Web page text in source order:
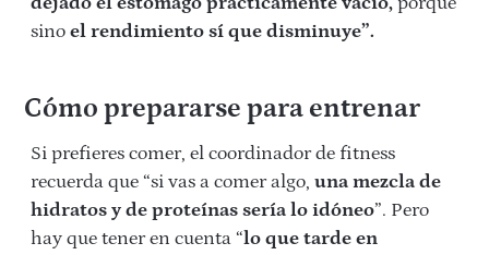
sino el rendimiento sí que disminuye”.
Cómo prepararse para entrenar
Si prefieres comer, el coordinador de fitness
recuerda que “si vas a comer algo, una mezcla de
hidratos y de proteínas sería lo idóneo”. Pero
hay que tener en cuenta “lo que tarde en